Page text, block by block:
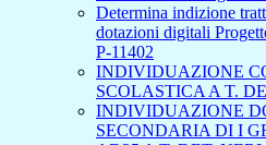
Determina indizione
dotazioni digitali
P-11402
INDIVIDUAZIONE
SCOLASTICA A T.
INDIVIDUAZIONE
SECONDARIA DI I